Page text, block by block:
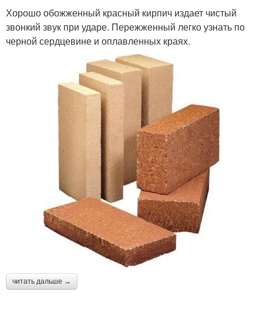
Хорошо обожженный красный кирпич издает чистый
звонкий звук при ударе. Пережженный легко узнать по
черной сердцевине и оплавленных краях.
читать дальше →